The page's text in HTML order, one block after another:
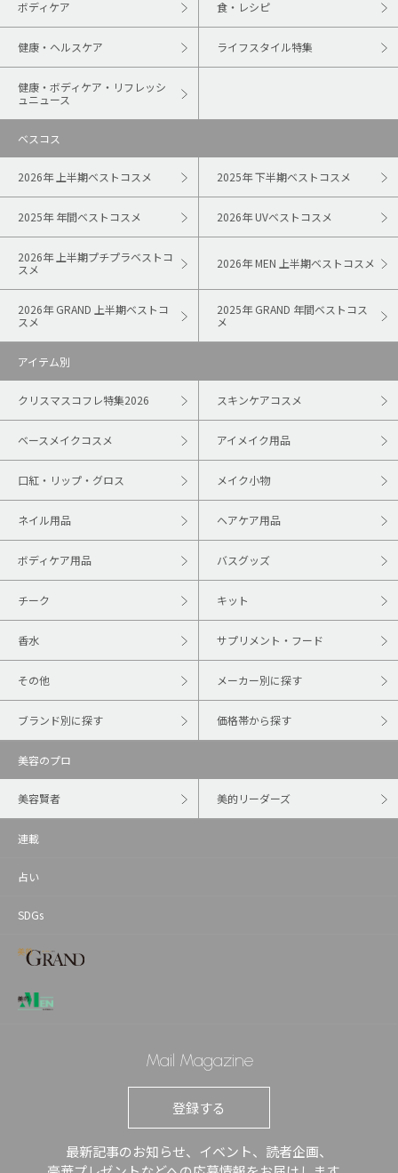
ボディケア 食・レシピ
健康・ヘルスケア ライフスタイル特集
健康・ボディケア・リフレッシ
ュニュース
ベスコス
2026年 上半期ベストコスメ 2025年 下半期ベストコスメ
2025年 年間ベストコスメ 2026年 UVベストコスメ
2026年 上半期プチプラベストコ
スメ
2026年 MEN 上半期ベストコスメ
2026年 GRAND 上半期ベストコ
スメ
2025年 GRAND 年間ベストコス
メ
アイテム別
クリスマスコフレ特集2026 スキンケアコスメ
ベースメイクコスメ アイメイク用品
口紅・リップ・グロス メイク小物
ネイル用品 ヘアケア用品
ボディケア用品 バスグッズ
チーク キット
香水 サプリメント・フード
その他 メーカー別に探す
ブランド別に探す 価格帯から探す
美容のプロ
美容賢者 美的リーダーズ
連載
占い
SDGs
Mail Magazine
登録する
最新記事のお知らせ、イベント、読者企画、